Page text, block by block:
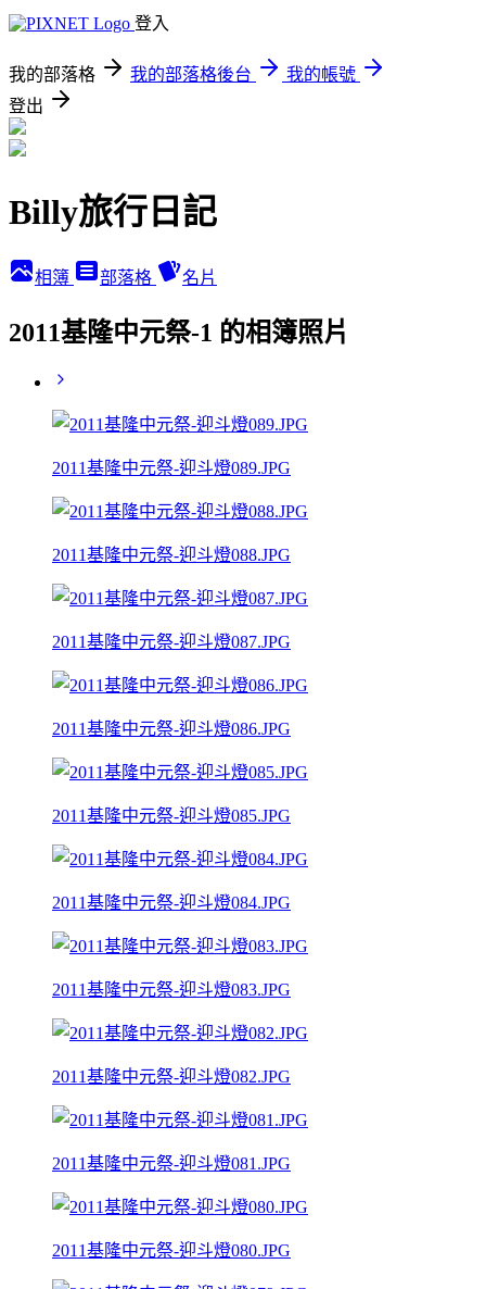
登入
我的部落格 我的部落格後台
我的帳號
登出
Billy旅行日記
相簿 部落格 名片
2011基隆中元祭-1 的相簿照片
2011基隆中元祭-迎斗燈089.JPG
2011基隆中元祭-迎斗燈088.JPG
2011基隆中元祭-迎斗燈087.JPG
2011基隆中元祭-迎斗燈086.JPG
2011基隆中元祭-迎斗燈085.JPG
2011基隆中元祭-迎斗燈084.JPG
2011基隆中元祭-迎斗燈083.JPG
2011基隆中元祭-迎斗燈082.JPG
2011基隆中元祭-迎斗燈081.JPG
2011基隆中元祭-迎斗燈080.JPG